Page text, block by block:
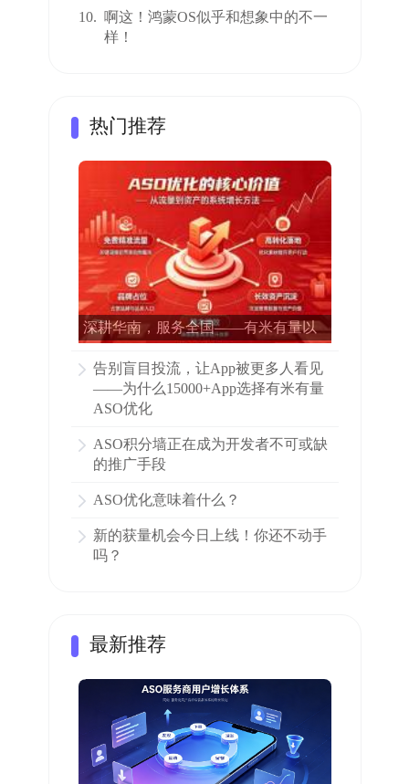
10. 啊这！鸿蒙OS似乎和想象中的不一
样！
热门推荐
深耕华南，服务全国——有米有量以
告别盲目投流，让App被更多人看见
——为什么15000+App选择有米有量
ASO优化
ASO积分墙正在成为开发者不可或缺
的推广手段
ASO优化意味着什么？
新的获量机会今日上线！你还不动手
吗？
最新推荐